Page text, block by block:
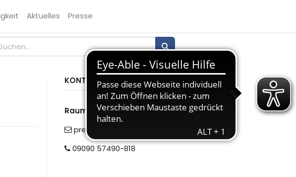
Aktuelles Presse
KONTAKT
Raumschmiede GmbH
presse@raumschmiede.de
09090 57490-818